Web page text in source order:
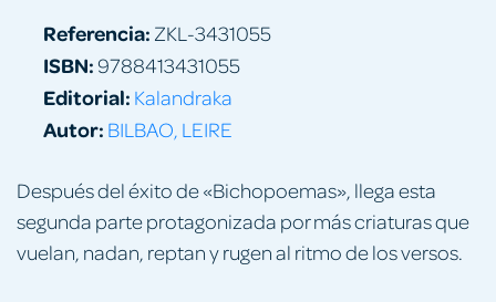
Después del éxito de «Bichopoemas», llega esta
segunda parte protagonizada por más criaturas que
vuelan, nadan, reptan y rugen al ritmo de los versos.
Referencia: ZKL-3431055
ISBN:9788413431055
Editorial: Kalandraka
Autor: BILBAO, LEIRE